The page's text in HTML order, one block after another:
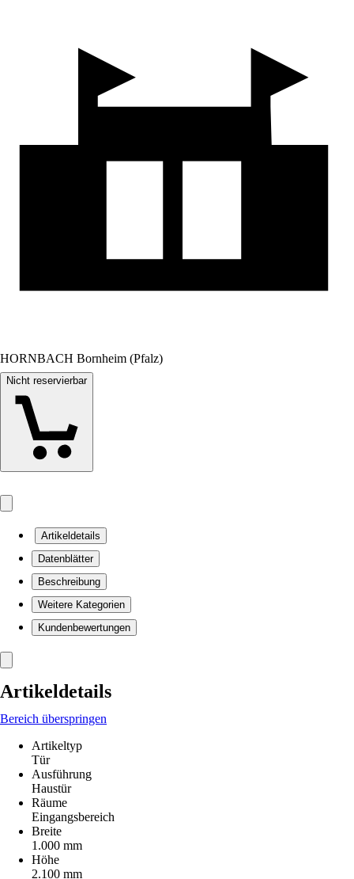
HORNBACH Bornheim (Pfalz)
Nicht reservierbar
Artikeldetails
Datenblätter
Beschreibung
Weitere Kategorien
Kundenbewertungen
Artikeldetails
Bereich überspringen
Artikeltyp
Tür
Ausführung
Haustür
Räume
Eingangsbereich
Breite
1.000 mm
Höhe
2.100 mm